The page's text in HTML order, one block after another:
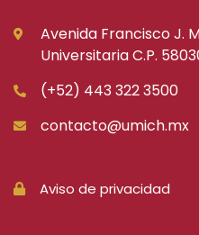
Avenida Francisco J.
Universitaria C.P.
(+52) 443 322 3500
contacto@umich.mx
Aviso de privacidad